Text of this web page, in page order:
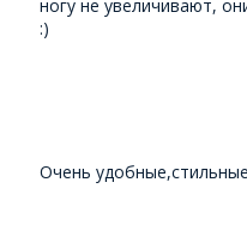
ногу не увеличивают,
:)
Очень